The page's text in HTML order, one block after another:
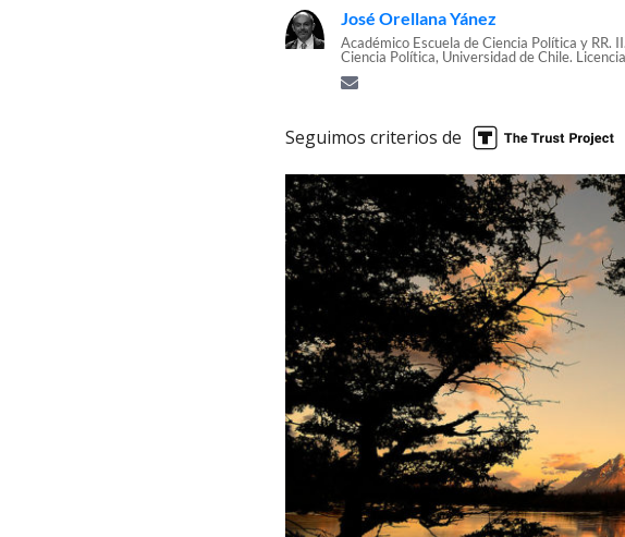
José Orellana Yánez
Académico Escuela de Ciencia Política y
Ciencia Política, Universidad de Chile.
Seguimos criterios de